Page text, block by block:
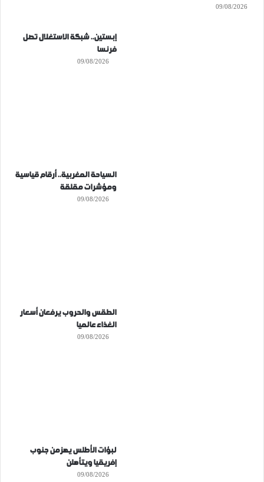
09/08/2026
إبستين.. شبكة الاستغلال تصل
فرنسا
09/08/2026
السياحة المغربية.. أرقام قياسية
ومؤشرات مقلقة
09/08/2026
الطقس والحروب يرفعان أسعار
الغذاء عالميا
09/08/2026
لبؤات الأطلس يهزمن جنوب
إفريقيا ويتأهلن
09/08/2026